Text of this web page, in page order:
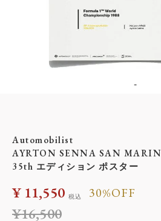
-
Automobilist
AYRTON SENNA SAN
35th エディション ポスター
¥16,500
30%OFF
¥ 11,550 税込